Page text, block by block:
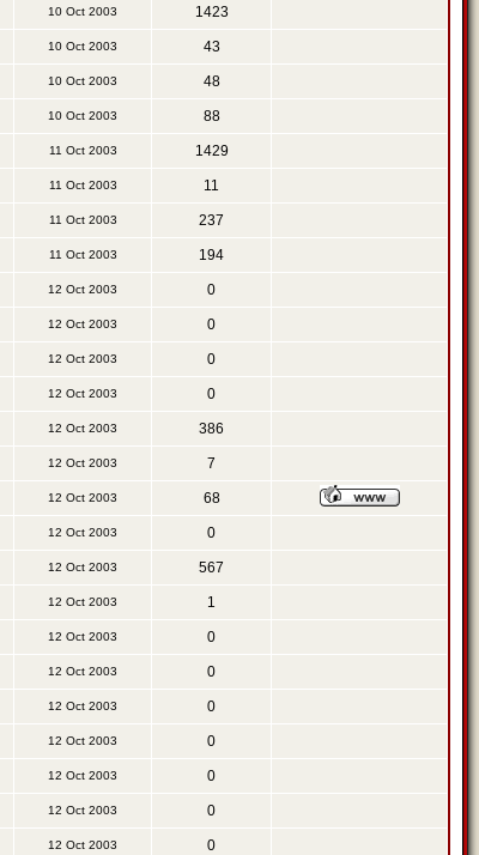
10 Oct 2003 1423
10 Oct 2003 43
10 Oct 2003 48
10 Oct 2003 88
11 Oct 2003 1429
11 Oct 2003 11
11 Oct 2003 237
11 Oct 2003 194
12 Oct 2003 0
12 Oct 2003 0
12 Oct 2003 0
12 Oct 2003 0
12 Oct 2003 386
12 Oct 2003 7
12 Oct 2003 68
12 Oct 2003 0
12 Oct 2003 567
12 Oct 2003 1
12 Oct 2003 0
12 Oct 2003 0
12 Oct 2003 0
12 Oct 2003 0
12 Oct 2003 0
12 Oct 2003 0
12 Oct 2003 0